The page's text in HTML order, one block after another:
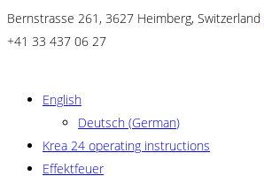
Bernstrasse 261, 3627 Heimberg, Switzerland
+41 33 437 06 27
English
Deutsch (German)
Krea 24 operating instructions
Effektfeuer